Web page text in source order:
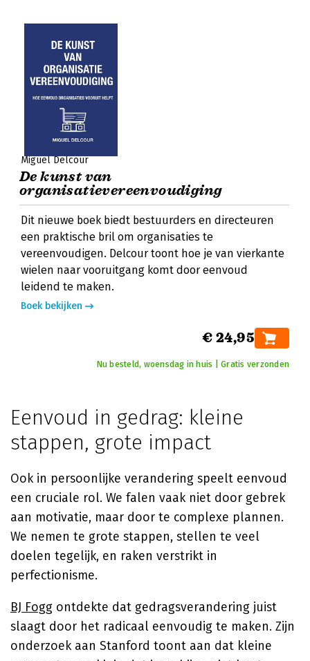
Miguel Delcour
De kunst van
organisatievereenvoudiging
Dit nieuwe boek biedt bestuurders en directeuren
een praktische bril om organisaties te
vereenvoudigen. Delcour toont hoe je van vierkante
wielen naar vooruitgang komt door eenvoud
leidend te maken.
Boek bekijken
€ 24,95
Nu besteld, woensdag in huis | Gratis verzonden
Eenvoud in gedrag: kleine
stappen, grote impact
Ook in persoonlijke verandering speelt eenvoud
een cruciale rol. We falen vaak niet door gebrek
aan motivatie, maar door te complexe plannen.
We nemen te grote stappen, stellen te veel
doelen tegelijk, en raken verstrikt in
perfectionisme.
BJ Fogg ontdekte dat gedragsverandering juist
slaagt door het radicaal eenvoudig te maken. Zijn
onderzoek aan Stanford toont aan dat kleine